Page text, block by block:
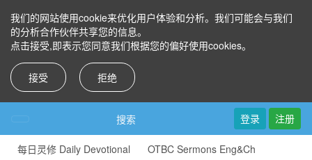
我们的网站使用cookie来优化用户体验和分析。我们可能会与我们
的分析合作伙伴共享您的信息。
点击接受,即表示您同意我们根据您的偏好使用cookies。
接受 拒绝
搜索 登录 注册
每日灵修 Daily Devotional OTBC Sermons Eng&Ch